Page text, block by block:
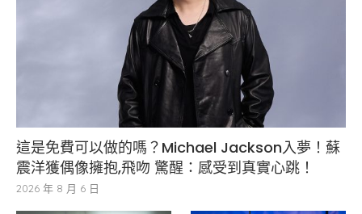
這是免費可以做的嗎？Michael Jackson入夢！蘇
震洋獲偶像擁抱,飛吻 驚醒：感受到真實心跳！
2026 年 8 月 6 日